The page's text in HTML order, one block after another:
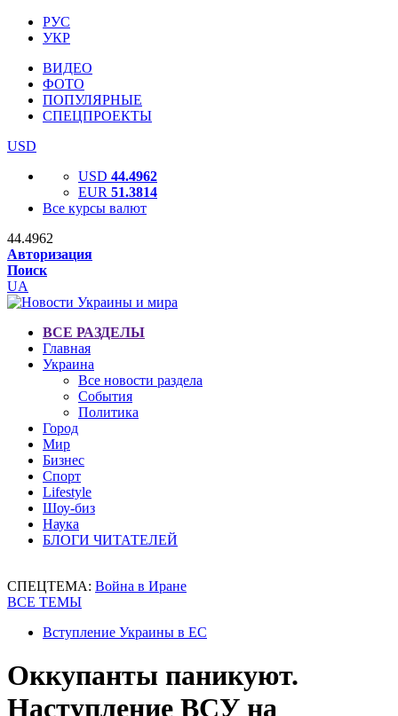
РУС
УКР
ВИДЕО
ФОТО
ПОПУЛЯРНЫЕ
СПЕЦПРОЕКТЫ
USD
USD 44.4962
EUR 51.3814
Все курсы валют
44.4962
Авторизация
Поиск
UA
ВСЕ РАЗДЕЛЫ
Главная
Украина
Все новости раздела
События
Политика
Город
Мир
Бизнес
Спорт
Lifestyle
Шоу-биз
Наука
БЛОГИ ЧИТАТЕЛЕЙ
СПЕЦТЕМА: Война в Иране
ВСЕ ТЕМЫ
Вступление Украины в ЕС
Оккупанты паникуют.
Наступление ВСУ на